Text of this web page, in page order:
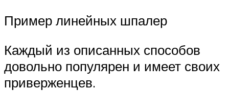
Пример линейных шпалер
Каждый из описанных способов
довольно популярен и имеет своих
приверженцев.